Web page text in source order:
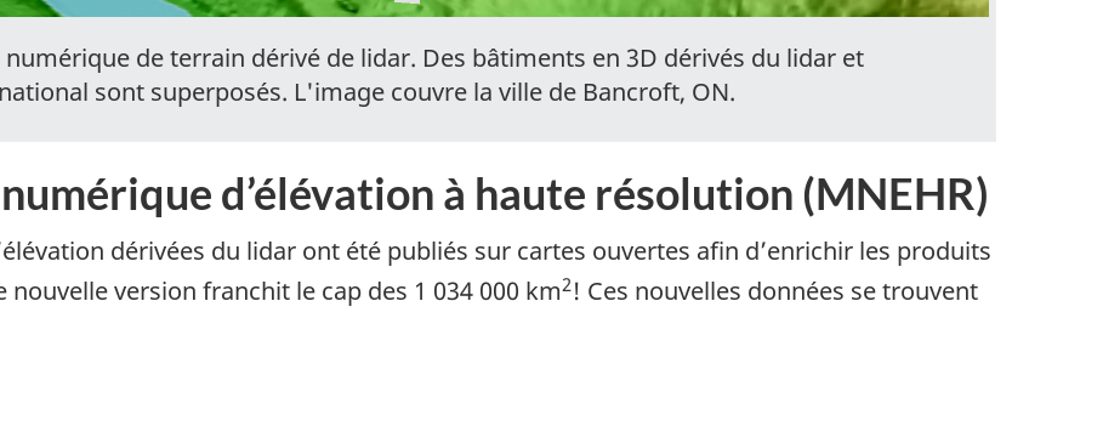
de terrain dérivé de lidar. Des bâtiments en 3D dérivés du lidar et
sont superposés. L'image couvre la ville de Bancroft, ON.
d’élévation à haute résolution (MNEHR)
dérivées du lidar ont été publiés sur cartes ouvertes afin d’enrichir les produits
nouvelle version franchit le cap des 1 034 000 km2 ! Ces nouvelles données se trouvent